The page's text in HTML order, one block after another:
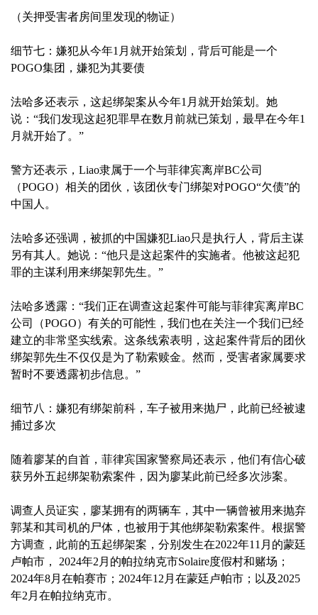
（关押受害者房间里发现的物证）
细节七：嫌犯从今年1月就开始策划，背后可能是一个
POGO集团，嫌犯为其要债
法哈多还表示，这起绑架案从今年1月就开始策划。她
说：“我们发现这起犯罪早在数月前就已策划，最早在今年1
月就开始了。”
警方还表示，Liao隶属于一个与菲律宾离岸BC公司
（POGO）相关的团伙，该团伙专门绑架对POGO“欠债”的
中国人。
法哈多还强调，被抓的中国嫌犯Liao只是执行人，背后主谋
另有其人。她说：“他只是这起案件的实施者。他被这起犯
罪的主谋利用来绑架郭先生。”
法哈多透露：“我们正在调查这起案件可能与菲律宾离岸BC
公司（POGO）有关的可能性，我们也在关注一个我们已经
建立的非常坚实线索。这条线索表明，这起案件背后的团伙
绑架郭先生不仅仅是为了勒索赎金。然而，受害者家属要求
暂时不要透露初步信息。”
细节八：嫌犯有绑架前科，车子被用来抛尸，此前已经被逮
捕过多次
随着廖某的自首，菲律宾国家警察局还表示，他们有信心破
获另外五起绑架勒索案件，因为廖某此前已经多次涉案。
调查人员证实，廖某拥有的两辆车，其中一辆曾被用来抛弃
郭某和其司机的尸体，也被用于其他绑架勒索案件。根据警
方调查，此前的五起绑架案，分别发生在2022年11月的蒙廷
卢帕市， 2024年2月的帕拉纳克市Solaire度假村和赌场；
2024年8月在帕赛市；2024年12月在蒙廷卢帕市；以及2025
年2月在帕拉纳克市。